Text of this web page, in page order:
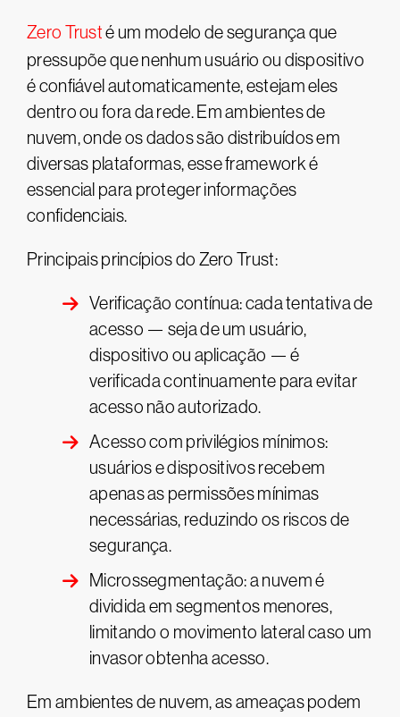
Zero Trusté um modelo de segurança que
pressupõe que nenhum usuário ou dispositivo
é confiável automaticamente, estejam eles
dentro ou fora da rede. Em ambientes de
nuvem, onde os dados são distribuídos em
diversas plataformas, esse framework é
essencial para proteger informações
confidenciais.
Principais princípios do Zero Trust:
Verificação contínua: cada tentativa de
acesso — seja de um usuário,
dispositivo ou aplicação — é
verificada continuamente para evitar
acesso não autorizado.
Acesso com privilégios mínimos:
usuários e dispositivos recebem
apenas as permissões mínimas
necessárias, reduzindo os riscos de
segurança.
Microssegmentação: a nuvem é
dividida em segmentos menores,
limitando o movimento lateral caso um
invasor obtenha acesso.
Em ambientes de nuvem, as ameaças podem